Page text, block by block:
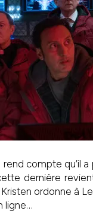
compte qu’il
dernière
ordonne à
ligne…